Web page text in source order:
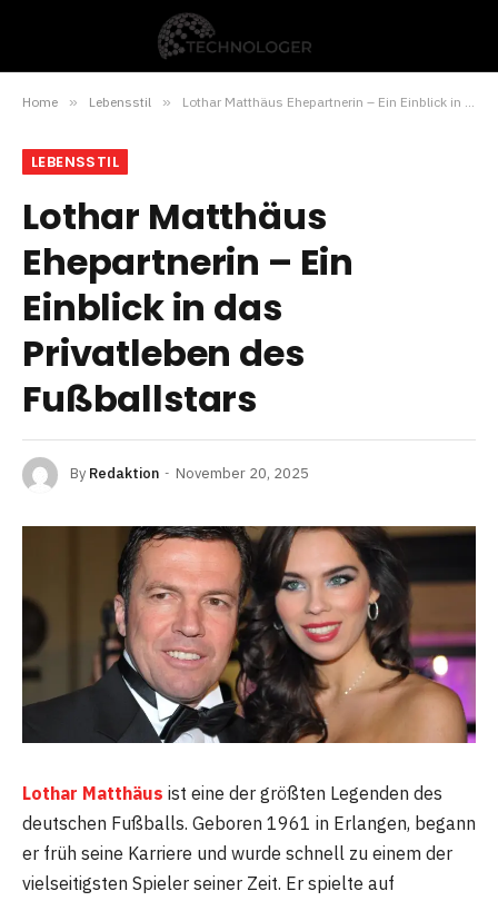
Home » Lebensstil » Lothar Matthäus Ehepartnerin – Ein Einblick in das Privatleben des Fußballstars
LEBENSSTIL
Lothar Matthäus
Ehepartnerin – Ein
Einblick in das
Privatleben des
Fußballstars
By Redaktion November 20, 2025
Lothar Matthäus ist eine der größten Legenden des
deutschen Fußballs. Geboren 1961 in Erlangen, begann
er früh seine Karriere und wurde schnell zu einem der
vielseitigsten Spieler seiner Zeit. Er spielte auf